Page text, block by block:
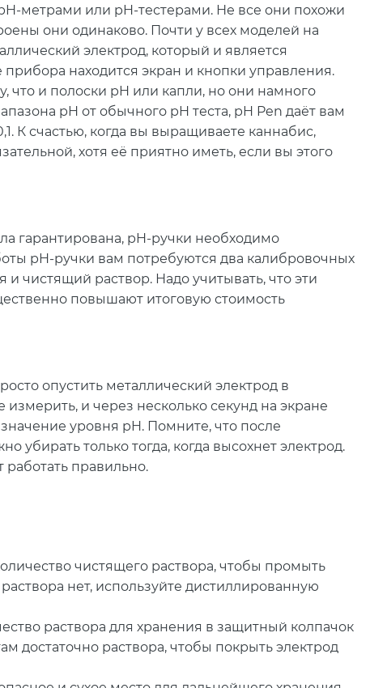
метрами или pH-тестерами. Не все они похожи
они одинаково. Почти у всех моделей на
электрод, который и является
находится экран и кнопки управления.
что и полоски pH или капли, но они намного
pH от обычного pH теста, pH Pen даёт вам
К счастью, когда вы выращиваете каннабис,
хотя её приятно иметь, если вы этого
гарантирована, pH-ручки необходимо
pH-ручки вам потребуются два калибровочных
и чистящий раствор. Надо учитывать, что эти
повышают итоговую стоимость
опустить металлический электрод в
измерить, и через несколько секунд на экране
уровня pH. Помните, что после
убирать только тогда, когда высохнет электрод.
работать правильно.
чистящего раствора, чтобы промыть
нет, используйте дистиллированную
раствора для хранения в защитный колпачок
достаточно раствора, чтобы покрыть электрод